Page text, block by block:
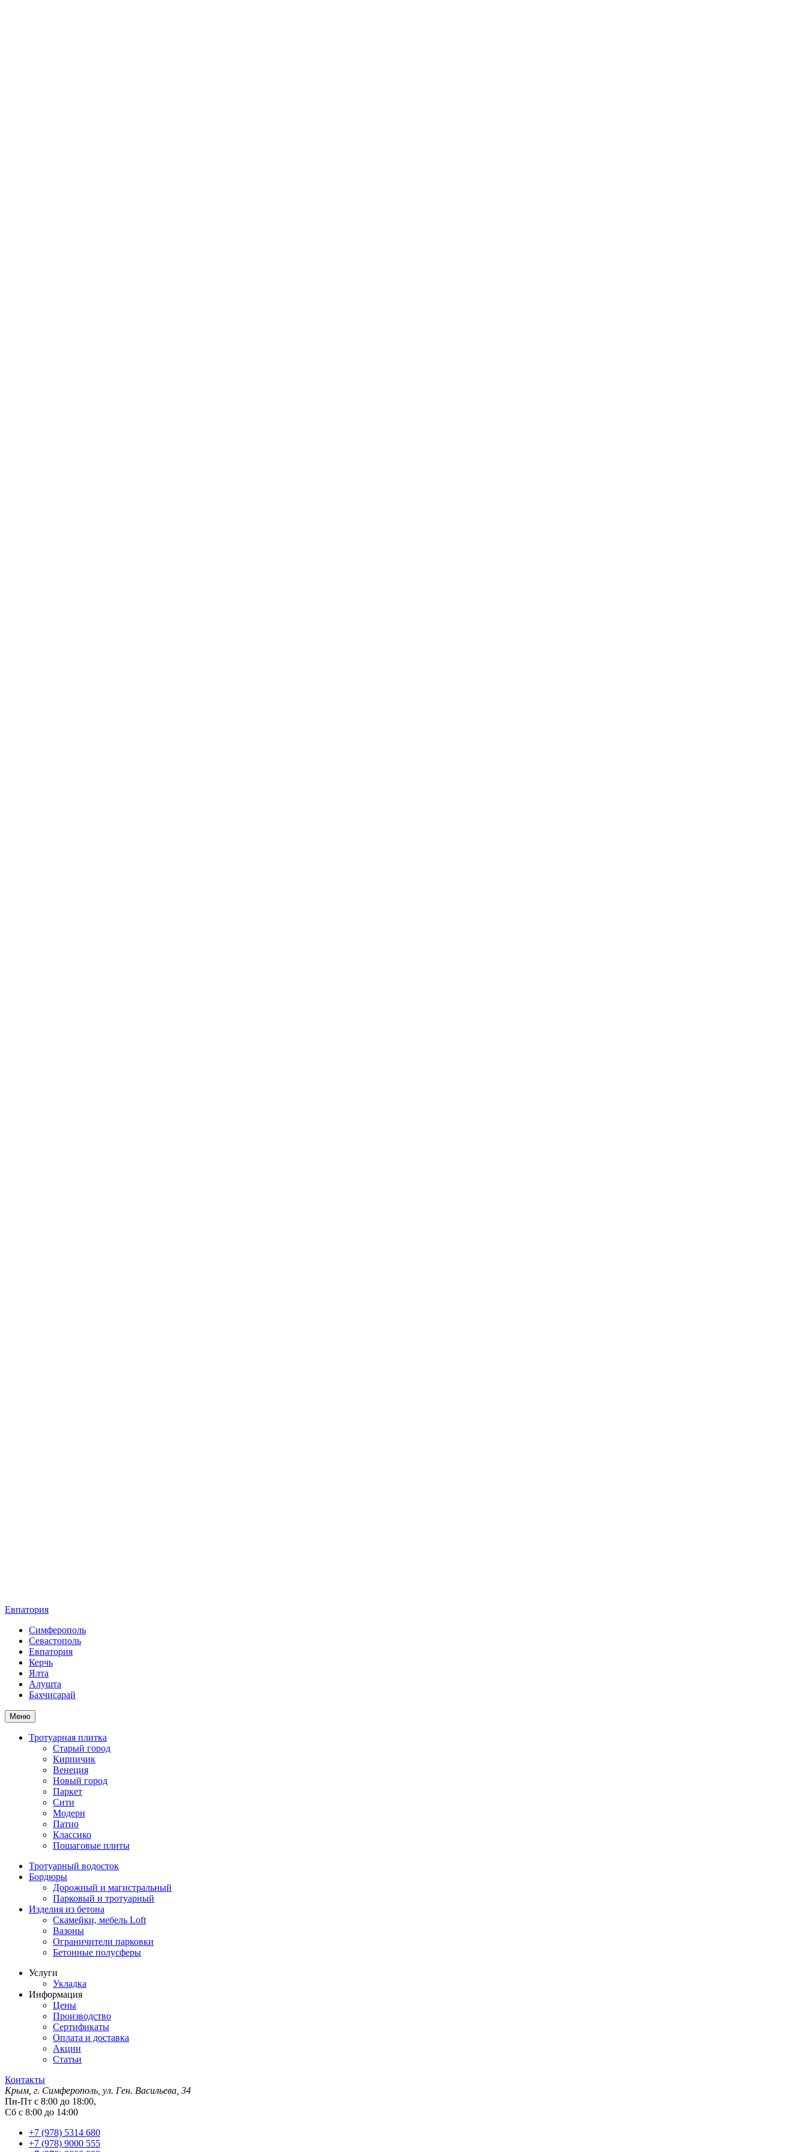
Евпатория
Симферополь
Севастополь
Евпатория
Керчь
Ялта
Алушта
Бахчисарай
Меню
Тротуарная плитка
Старый город
Кирпичик
Венеция
Новый город
Паркет
Сити
Модерн
Патио
Классико
Пошаговые плиты
Тротуарный водосток
Бордюры
Дорожный и магистральный
Парковый и тротуарный
Изделия из бетона
Скамейки, мебель Loft
Вазоны
Ограничители парковки
Бетонные полусферы
Услуги
Укладка
Информация
Цены
Производство
Сертификаты
Оплата и доставка
Акции
Статьи
Контакты
Крым, г. Симферополь, ул. Ген. Васильева, 34
Пн-Пт с 8:00 до 18:00,
Сб с 8:00 до 14:00
+7 (978) 5314 680
+7 (978) 9000 555